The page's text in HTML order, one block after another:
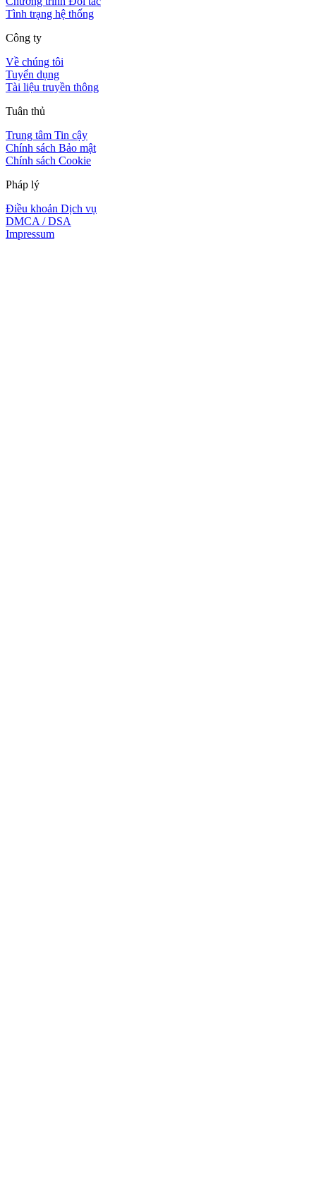
Tình trạng hệ thống
Công ty
Về chúng tôi
Tuyển dụng
Tài liệu truyền thông
Tuân thủ
Trung tâm Tin cậy
Chính sách Bảo mật
Chính sách Cookie
Pháp lý
Điều khoản Dịch vụ
DMCA / DSA
Impressum